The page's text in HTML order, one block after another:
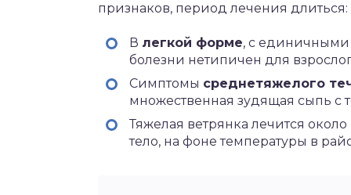
признаков, период лечения длиться:
В легкой форме, с единичными
болезни нетипичен для
Симптомы среднетяжелого
множественная зудящая сыпь с
Тяжелая ветрянка лечится
тело, на фоне температуры в